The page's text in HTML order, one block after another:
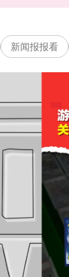
新闻报报看